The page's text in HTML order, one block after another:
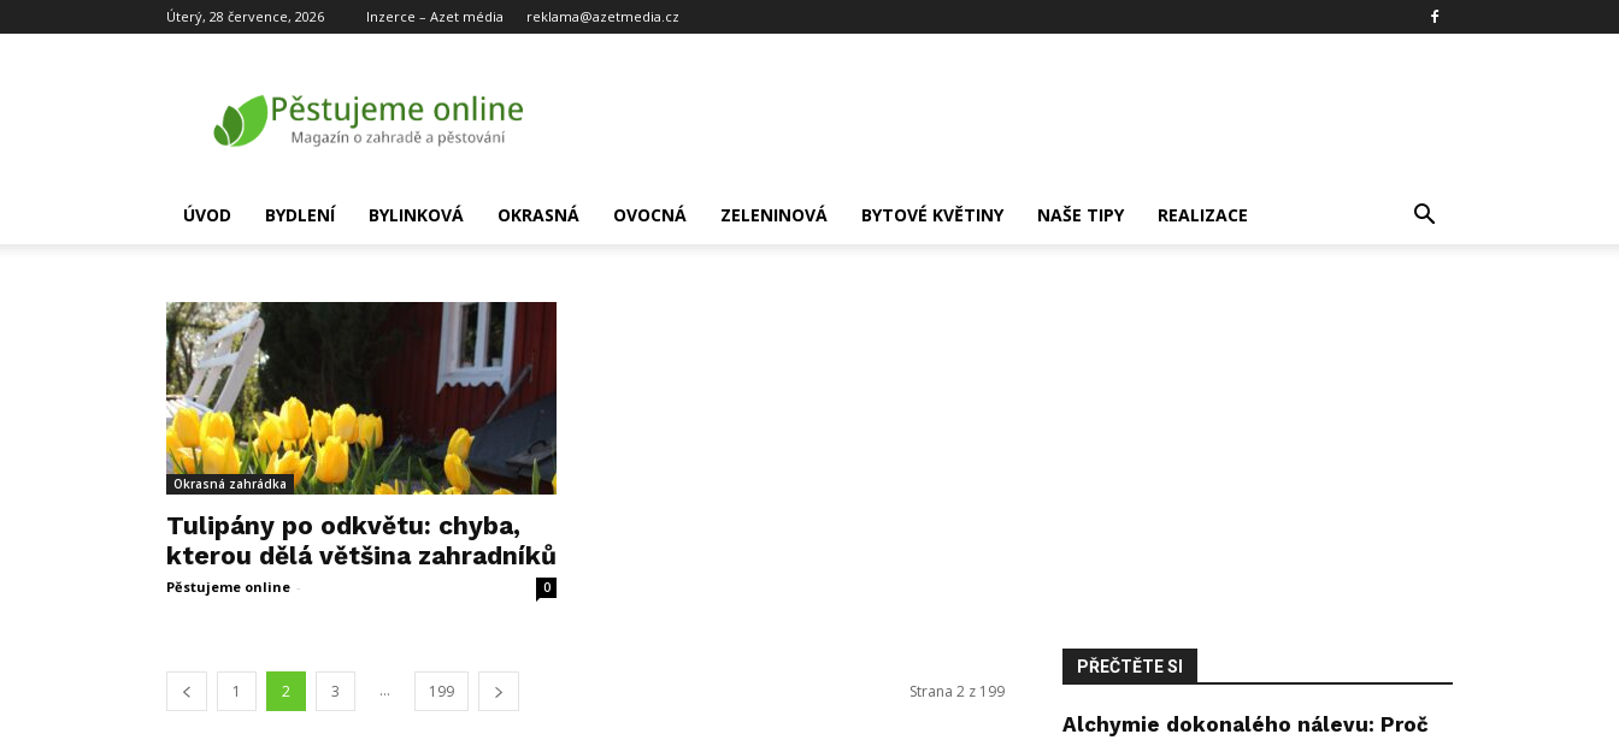
Úterý, 28 července, 2026 Inzerce – Azet média reklama@azetmedia.cz
online
ÚVOD BYDLENÍ BYLINKOVÁ OKRASNÁ OVOCNÁ ZELENINOVÁ BYTOVÉ KVĚTINY NAŠE TIPY REALIZACE
Okrasná zahrádka
Tulipány po odkvětu: chyba,
kterou dělá většina zahradníků
Pěstujeme online - 0
1 2 3 ... 199 Strana 2 z 199
PŘEČTĚTE SI
Alchymie dokonalého nálevu: Proč